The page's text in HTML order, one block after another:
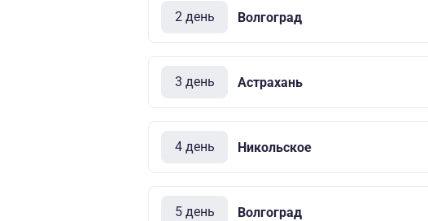
2 день Волгоград
3 день Астрахань
4 день Никольское
5 день Волгоград